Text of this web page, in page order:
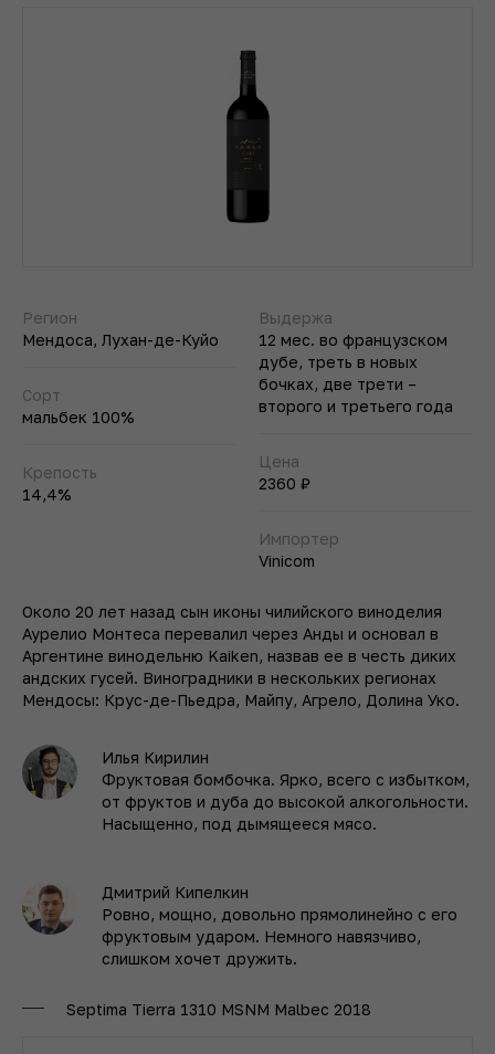
Регион
Мендоса, Лухан-де-Куйо
Сорт
мальбек 100%
Крепость
14,4%
Выдержа
12 мес. во французском
дубе, треть в новых
бочках, две трети –
второго и третьего года
Цена
2360 ₽
Импортер
Vinicom
Около 20 лет назад сын иконы чилийского виноделия
Аурелио Монтеса перевалил через Анды и основал в
Аргентине винодельню Kaiken, назвав ее в честь диких
андских гусей. Виноградники в нескольких регионах
Мендосы: Крус-де-Пьедра, Майпу, Агрело, Долина Уко.
Илья Кирилин
Фруктовая бомбочка. Ярко, всего с избытком,
от фруктов и дуба до высокой алкогольности.
Насыщенно, под дымящееся мясо.
Дмитрий Кипелкин
Ровно, мощно, довольно прямолинейно с его
фруктовым ударом. Немного навязчиво,
слишком хочет дружить.
Septima Tierra 1310 MSNM Malbec 2018